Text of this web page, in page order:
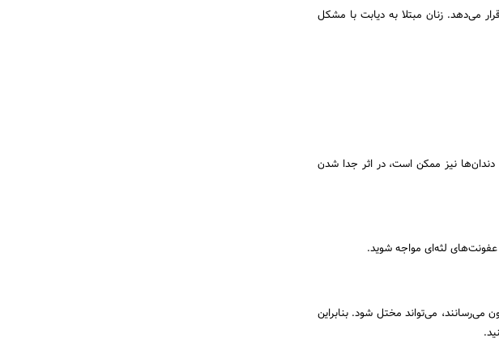
می‌دهد. زنان مبتلا به دیابت با مشکل
دندان‌ها نیز ممکن است، در اثر جدا شدن
لثه‌ای مواجه شوید.
می‌تواند مختل شود. بنابراین